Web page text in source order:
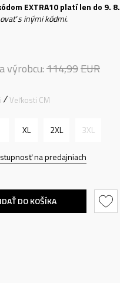
EXTRA10 platí len do 9. 8.
s inými kódmi.
výrobcu:114,99EUR
Veľkosti CM
XL 2XL 3XL
na predajniach
DO KOŠÍKA